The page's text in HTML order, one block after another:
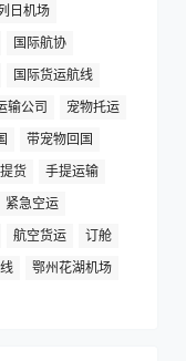
日机场
国际航协
国际货运航线
输公司
宠物托运
带宠物回国
货
手提运输
紧急空运
航空货运
订舱
鄂州花湖机场